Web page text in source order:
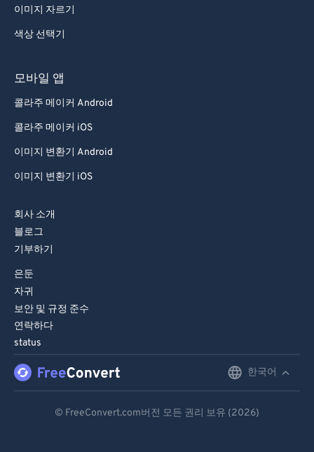
이미지 자르기
색상 선택기
모바일 앱
콜라주 메이커 Android
콜라주 메이커 iOS
이미지 변환기 Android
이미지 변환기 iOS
회사 소개
블로그
기부하기
은둔
자귀
보안 및 규정 준수
연락하다
status
한국어
© FreeConvert.com버전 모든 권리 보유 (2026)